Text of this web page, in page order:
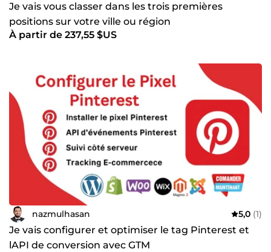
Je vais vous classer dans les trois premières
positions sur votre ville ou région
À partir de 237,55 $US
nazmulhasan 5,0 (1)
Je vais configurer et optimiser le tag Pinterest et
lAPI de conversion avec GTM